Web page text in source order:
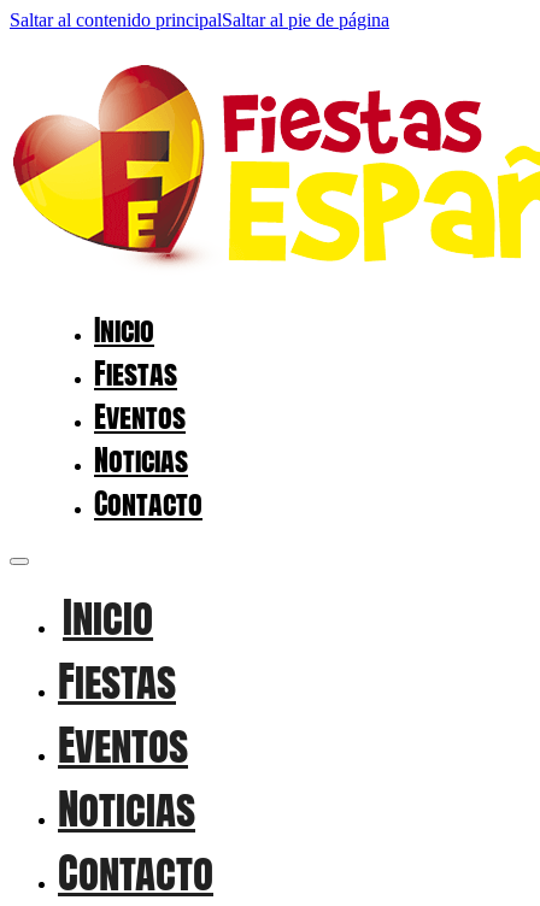
Saltar al contenido principalSaltar al pie de página
Inicio
Fiestas
Eventos
Noticias
Contacto
Inicio
Fiestas
Eventos
Noticias
Contacto